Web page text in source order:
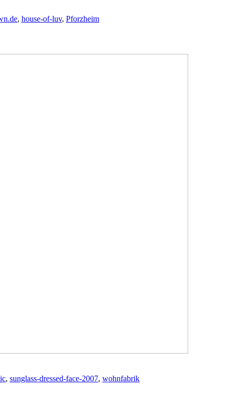
, house-of-luv, Pforzheim
, sunglass-dressed-face-2007, wohnfabrik